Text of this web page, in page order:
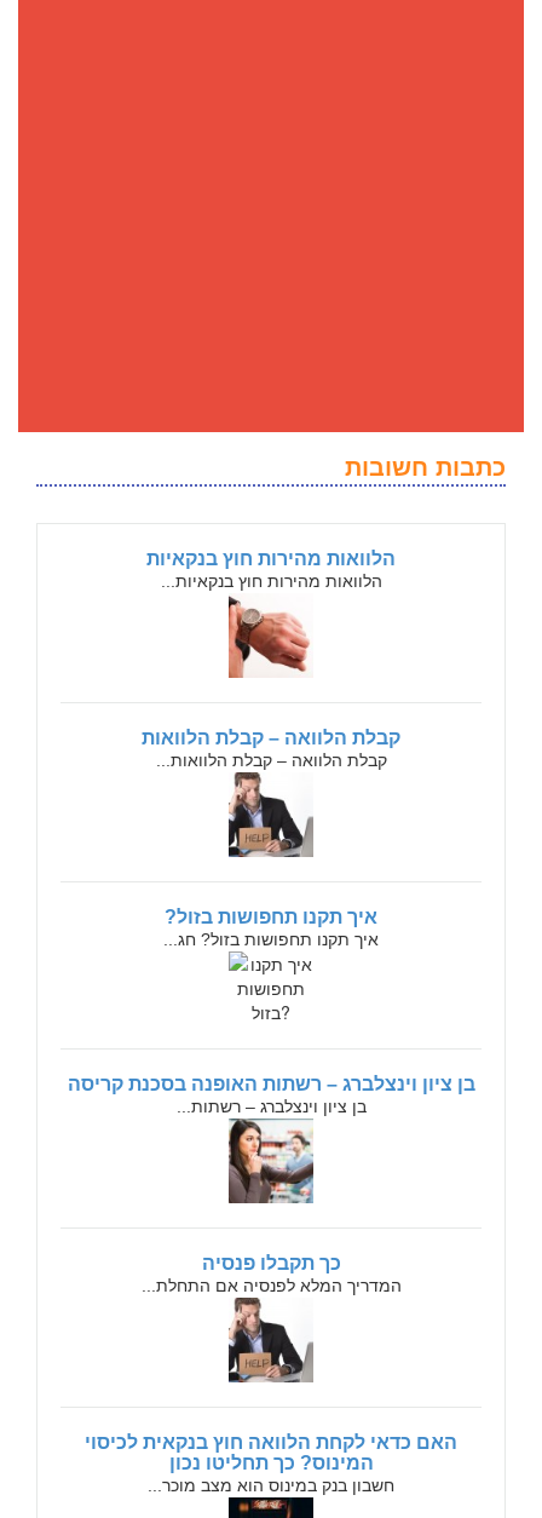
כתבות חשובות
הלוואות מהירות חוץ בנקאיות
הלוואות מהירות חוץ בנקאיות...
קבלת הלוואה – קבלת הלוואות
קבלת הלוואה – קבלת הלוואות...
איך תקנו תחפושות בזול?
איך תקנו תחפושות בזול? חג...
בן ציון וינצלברג – רשתות האופנה בסכנת קריסה
בן ציון וינצלברג – רשתות...
כך תקבלו פנסיה
המדריך המלא לפנסיה אם התחלת...
האם כדאי לקחת הלוואה חוץ בנקאית לכיסוי
המינוס? כך תחליטו נכון
חשבון בנק במינוס הוא מצב מוכר...